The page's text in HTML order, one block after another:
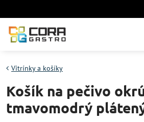
Vitrínky a košíky
Košík na pečivo
tmavomodrý